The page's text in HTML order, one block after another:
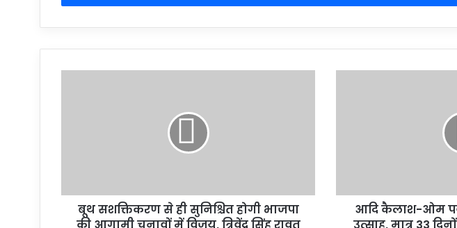
बूथ सशक्तिकरण से ही सुनिश्चित होगी भाजपा
की आगामी चुनावों में विजय, त्रिवेंद्र सिंह रावत
आदि कैलाश-ओम
उत्साह, मात्र 33